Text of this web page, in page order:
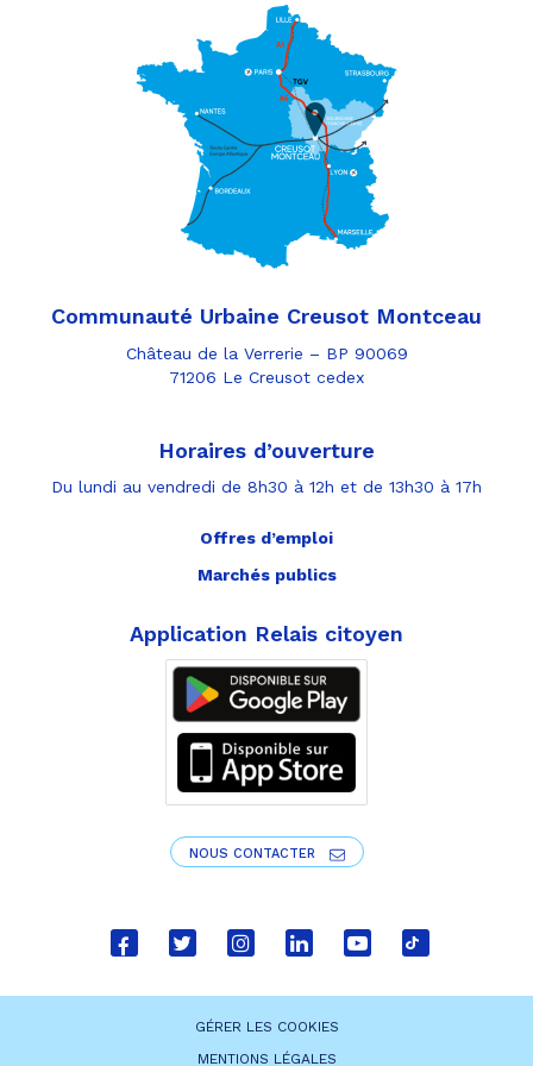
Communauté Urbaine Creusot Montceau
Château de la Verrerie – BP 90069
71206 Le Creusot cedex
Horaires d’ouverture
Du lundi au vendredi de 8h30 à 12h et de 13h30 à 17h
Lien
Lien
Lien
Lien
Lien
Lien
Offres d’emploi
Marchés publics
Application Relais citoyen
NOUS CONTACTER
GÉRER LES COOKIES
MENTIONS LÉGALES